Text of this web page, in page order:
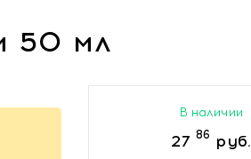
50 мл
В наличии
27 86 руб.